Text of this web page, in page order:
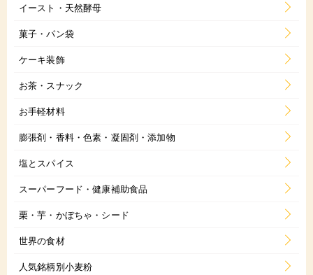
イースト・天然酵母
菓子・パン袋
ケーキ装飾
お茶・スナック
お手軽材料
膨張剤・香料・色素・凝固剤・添加物
塩とスパイス
スーパーフード・健康補助食品
栗・芋・かぼちゃ・シード
世界の食材
人気銘柄別小麦粉